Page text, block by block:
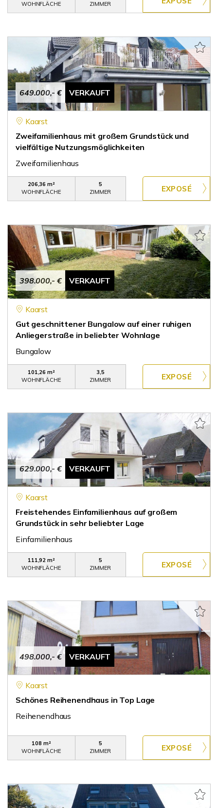
WOHNFLÄCHE
ZIMMER
649.000,- € VERKAUFT
Kaarst
Zweifamilienhaus mit großem Grundstück und
vielfältige Nutzungsmöglichkeiten
Zweifamilienhaus
206,36 m²
WOHNFLÄCHE
5
ZIMMER
398.000,- € VERKAUFT
Kaarst
Gut geschnittener Bungalow auf einer ruhigen
Anliegerstraße in beliebter Wohnlage
Bungalow
101,26 m²
WOHNFLÄCHE
3,5
ZIMMER
629.000,- € VERKAUFT
Kaarst
Freistehendes Einfamilienhaus auf großem
Grundstück in sehr beliebter Lage
Einfamilienhaus
111,92 m²
WOHNFLÄCHE
5
ZIMMER
498.000,- € VERKAUFT
Kaarst
Schönes Reihenendhaus in Top Lage
Reihenendhaus
108 m²
WOHNFLÄCHE
5
ZIMMER